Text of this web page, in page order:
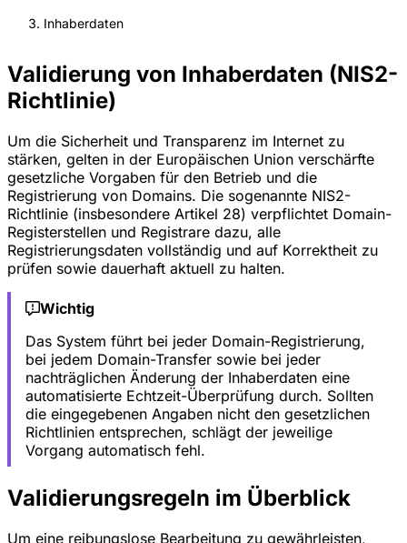
Inhaberdaten
Validierung von Inhaberdaten (NIS2-
Richtlinie)
Um die Sicherheit und Transparenz im Internet zu
stärken, gelten in der Europäischen Union verschärfte
gesetzliche Vorgaben für den Betrieb und die
Registrierung von Domains. Die sogenannte NIS2-
Richtlinie (insbesondere Artikel 28) verpflichtet Domain-
Registerstellen und Registrare dazu, alle
Registrierungsdaten vollständig und auf Korrektheit zu
prüfen sowie dauerhaft aktuell zu halten.
Wichtig
Das System führt bei jeder Domain-Registrierung,
bei jedem Domain-Transfer sowie bei jeder
nachträglichen Änderung der Inhaberdaten eine
automatisierte Echtzeit-Überprüfung durch. Sollten
die eingegebenen Angaben nicht den gesetzlichen
Richtlinien entsprechen, schlägt der jeweilige
Vorgang automatisch fehl.
Validierungsregeln im Überblick
Um eine reibungslose Bearbeitung zu gewährleisten,